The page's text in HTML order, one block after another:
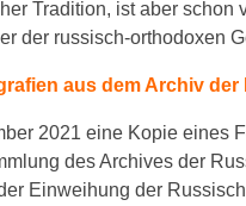
Tradition, ist aber
der russisch-orthodoxen
aus dem Archiv
2021 eine Kopie eines
des Archives der
Einweihung der